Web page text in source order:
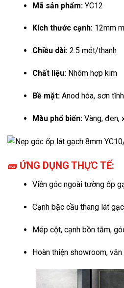
Mã sản phẩm:YC12
Kích thước cạnh:12mm
Chiều dài:2.5 mét/thanh
Chất liệu:Nhôm hợp kim
Bề mặt:Anod hóa, sơn
Màu phổ biến:Vàng, đen,
🧱 ỨNG DỤNG THỰC TẾ:
Viền góc ngoài tường ốp
Cạnh bậc cầu thang lát
Mép cột, cạnh bồn tắm,
Hoàn thiện showroom,